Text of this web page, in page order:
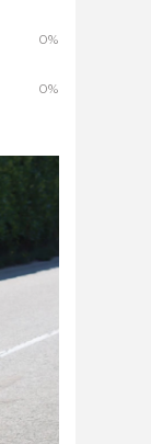
0%
0%